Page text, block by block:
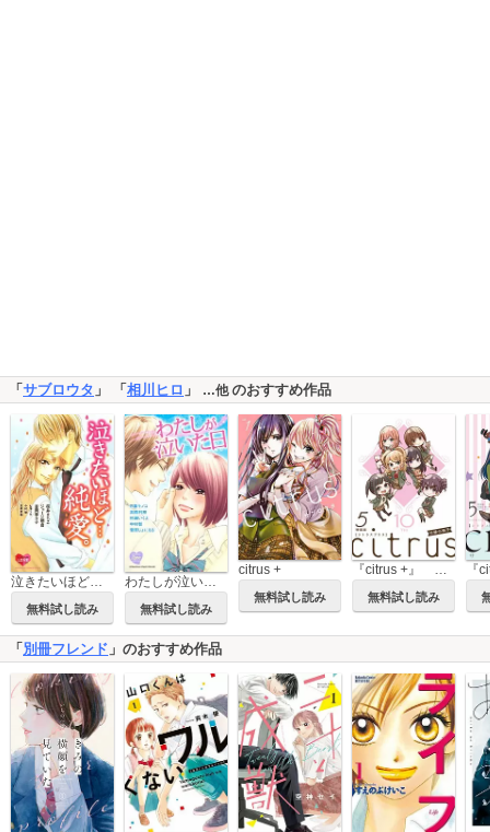
「サブロウタ 」 「相川ヒロ 」 …他のおすすめ作品
泣きたいほど…純愛。
無料試し読み
わたしが泣いた日 BETSUFURE LOVE COLLECTION
無料試し読み
citrus +
無料試し読み
『citrus +』 小冊子
無料試し読み
「 別冊フレンド 」のおすすめ作品